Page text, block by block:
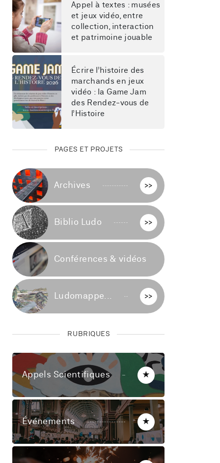
Appel à textes : musées
et jeux vidéo, entre
collection, interaction
et patrimoine jouable
Écrire l’histoire des
marchands en jeux
vidéo : la Game Jam
des Rendez-vous de
l’Histoire
PAGES ET PROJETS
Archives >>
Biblio Ludo >>
Conférences & vidéos
Ludomappe... >>
RUBRIQUES
Appels Scientifiques ★
Événements ★